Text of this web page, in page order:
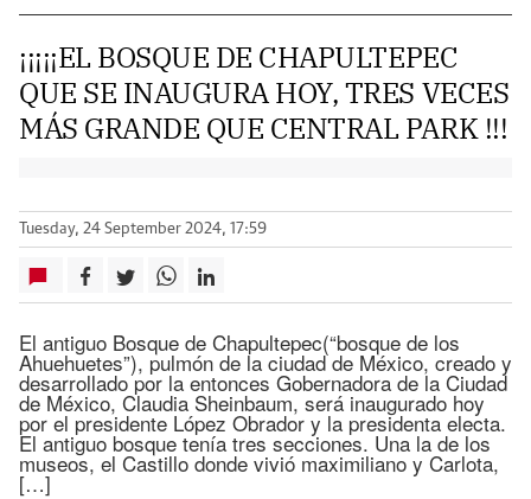
¡¡¡¡¡EL BOSQUE DE CHAPULTEPEC
QUE SE INAUGURA HOY, TRES VECES
MÁS GRANDE QUE CENTRAL PARK !!!
Tuesday, 24 September 2024, 17:59
El antiguo Bosque de Chapultepec(“bosque de los
Ahuehuetes”), pulmón de la ciudad de México, creado y
desarrollado por la entonces Gobernadora de la Ciudad
de México, Claudia Sheinbaum, será inaugurado hoy
por el presidente López Obrador y la presidenta electa.
El antiguo bosque tenía tres secciones. Una la de los
museos, el Castillo donde vivió maximiliano y Carlota,
[…]